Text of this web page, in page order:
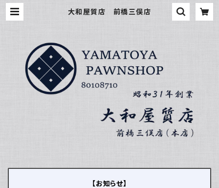
大和屋質店 前橋三俣店
【お知らせ】